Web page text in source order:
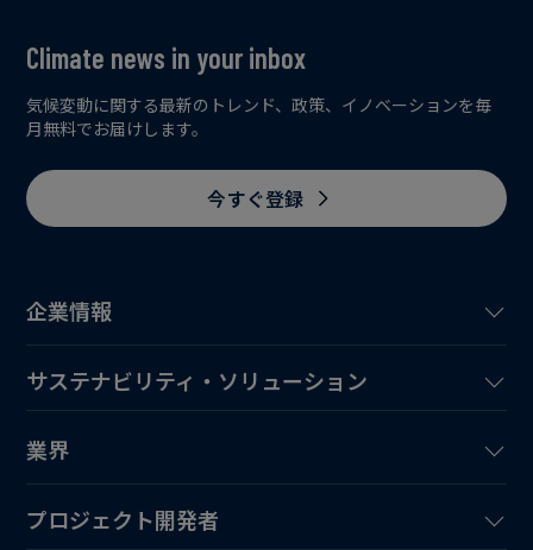
企業情報
サステナビリティ・ソリューション
業界
プロジェクト開発者
Climate news in your inbox
気候変動に関する最新のトレンド、政策、イノベーションを毎
月無料でお届けします。
今すぐ登録